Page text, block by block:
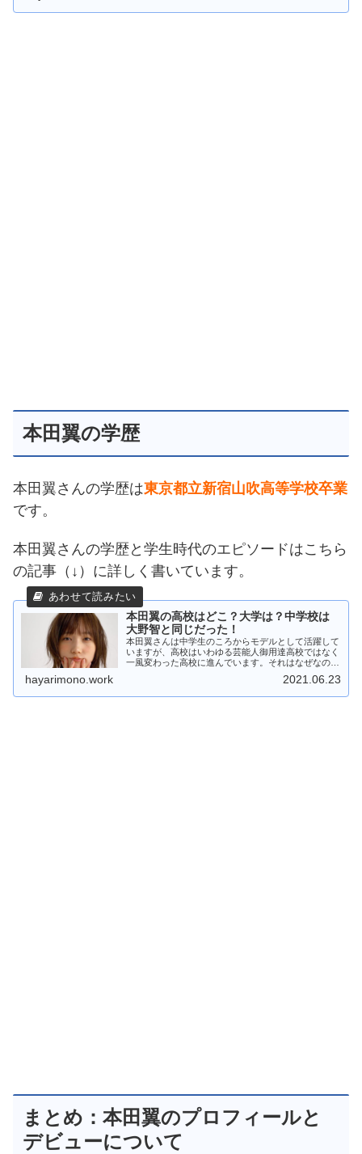
本田翼の学歴
本田翼さんの学歴は東京都立新宿山吹高等学校卒業
です。
本田翼さんの学歴と学生時代のエピソードはこちら
の記事（↓）に詳しく書いています。
本田翼の高校はどこ？大学は？中学校は
大野智と同じだった！
本田翼さんは中学生のころからモデルとして活躍して
いますが、高校はいわゆる芸能人御用達高校ではなく
一風変わった高校に進んでいます。それはなぜなの
hayarimono.work 2021.06.23
まとめ：本田翼のプロフィールと
デビューについて